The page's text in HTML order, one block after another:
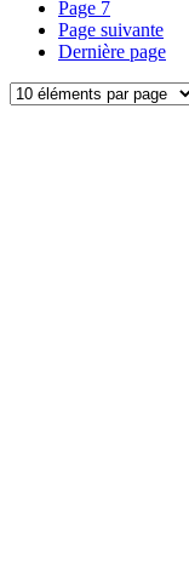
Page 7
Page suivante
Dernière page